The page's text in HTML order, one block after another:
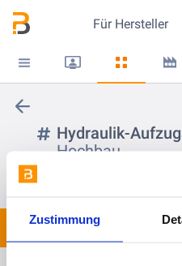
Zustimmung
Für Hersteller
Hydraulik-
Hochbau
Spots